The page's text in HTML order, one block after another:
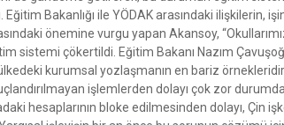
Bakanlığı ile YÖDAK arasındaki ilişkilerin,
önemine vurgu yapan Akansoy,
sistemi çökertildi. Eğitim Bakanı Nazım
kurumsal yozlaşmanın en bariz
işlemlerden dolayı çok zor
hesaplarının bloke edilmesinden dolayı, Çin